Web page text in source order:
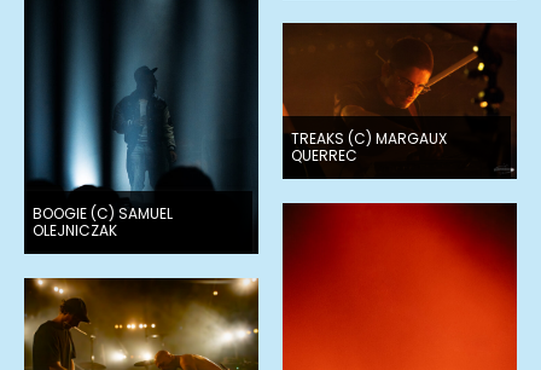
BOOGIE (C) SAMUEL
OLEJNICZAK
TREAKS (C) MARGAUX
QUERREC